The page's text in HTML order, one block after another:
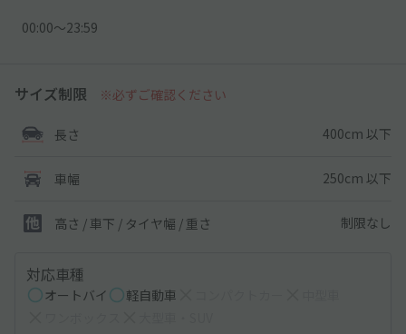
00:00〜23:59
サイズ制限 ※必ずご確認ください
長さ 400cm 以下
車幅 250cm 以下
高さ / 車下 / タイヤ幅 / 重さ 制限なし
対応車種
オートバイ 軽自動車